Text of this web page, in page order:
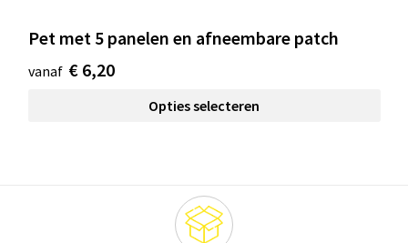
Pet met 5 panelen en afneembare patch
vanaf € 6,20
Opties selecteren